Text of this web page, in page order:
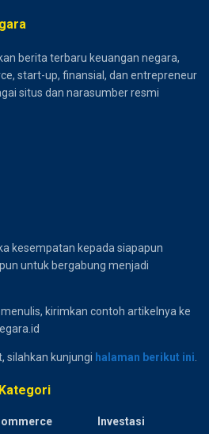
berita terbaru keuangan negara,
start-up, finansial, dan entrepreneur
situs dan narasumber resmi
kesempatan kepada siapapun
untuk bergabung menjadi
kirimkan contoh artikelnya ke
silahkan kunjungi halaman berikut ini
Investasi